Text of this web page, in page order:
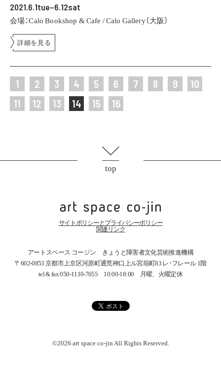
2021.6.1tue–6.12sat
会場：Calo Bookshop & Cafe / Calo Gallery（大阪）
詳細を見る
1 2 3 4 5 6 7 8 9
10
11
12 13 14 15 16
top
サイトポリシーとプライバシーポリシー
関連リンク
アートスペース コージン きょうと障害者文化芸術推進機構
〒602-0853 京都市上京区河原町通荒神口上ル宮垣町83 レ･フレール 1階
tel & fax 050-1110-7655 10:00-18:00 月曜、火曜定休
©2026 art space co-jin All Rights Reserved.